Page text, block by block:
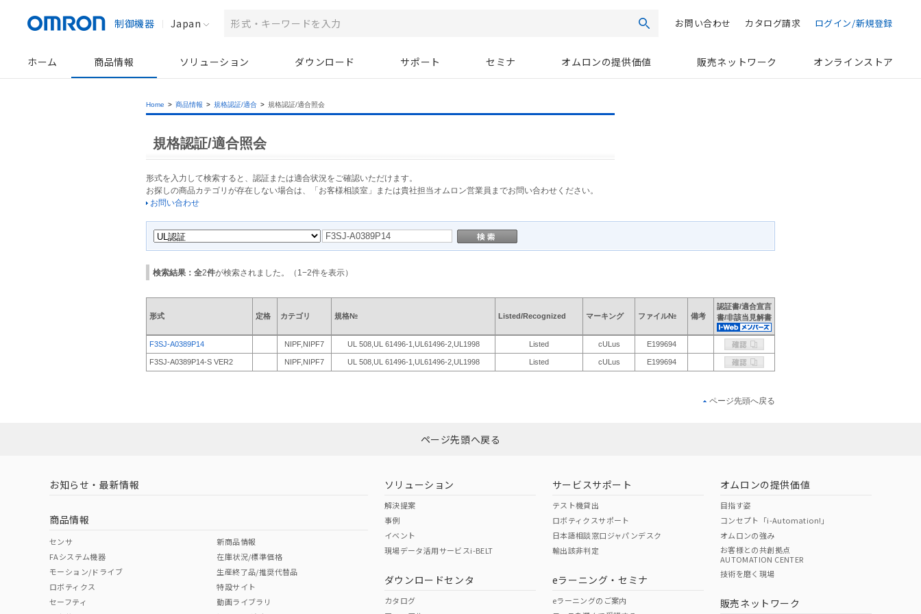
制御機器 Japan 検索お問い合わせ カタログ請求 ログイン/新規登録
ホーム 商品情報 ソリューション ダウンロード サポート セミナ オムロンの提供価値 販売ネットワーク オンラインストア
Home > 商品情報 > 規格認証/適合 > 規格認証/適合照会
規格認証/適合照会
形式を入力して検索すると、認証または適合状況をご確認いただけます。
お探しの商品カテゴリが存在しない場合は、「お客様相談室」または貴社担当オムロン営業員までお問い合わせください。
お問い合わせ
検索結果：全2件が検索されました。（ 1 −2件を表示）
形式 定格 カテゴリ 規格№ Listed/Recognized マーキング ファイル№ 備考
認証書/適合宣言
書/非該当見解書
F3SJ-A0389P14 NIPF,NIPF7 UL 508,UL 61496-1,UL61496-2,UL1998 Listed cULus E199694
F3SJ-A0389P14-S VER2 NIPF,NIPF7 UL 508,UL 61496-1,UL61496-2,UL1998 Listed cULus E199694
ページ先頭へ戻る
ページ先頭へ戻る
お知らせ・最新情報
商品情報
センサ
FAシステム機器
モーション/ドライブ
ロボティクス
セーフティ
新商品情報
在庫状況/標準価格
生産終了品/推奨代替品
特設サイト
動画ライブラリ
ソリューション
解決提案
事例
イベント
現場データ活用サービスi-BELT
ダウンロードセンタ
カタログ
サービスサポート
テスト機貸出
ロボティクスサポート
日本語相談窓口ジャパンデスク
輸出該非判定
eラーニング・セミナ
eラーニングのご案内
オムロンの提供価値
目指す姿
コンセプト「i-Automation!」
オムロンの強み
お客様との共創拠点
AUTOMATION CENTER
技術を磨く現場
販売ネットワーク